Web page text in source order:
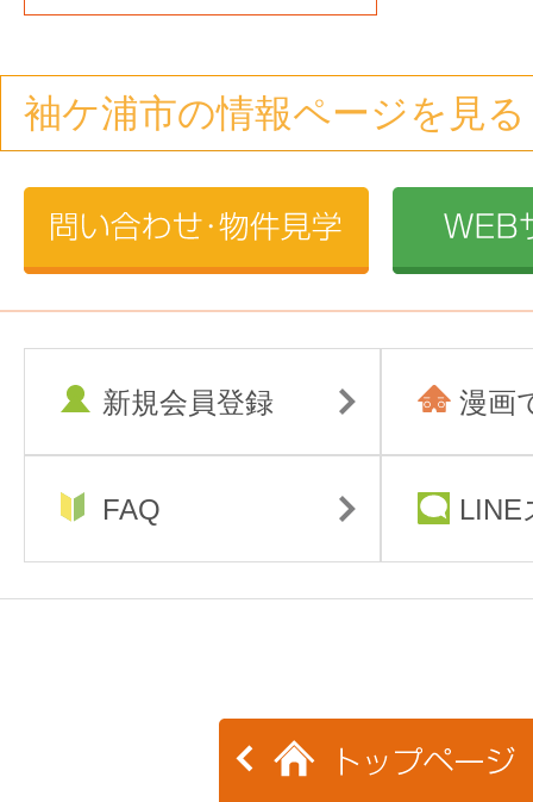
袖ケ浦市の情報ページを見る
新規会員登録 漫画
FAQ LINE